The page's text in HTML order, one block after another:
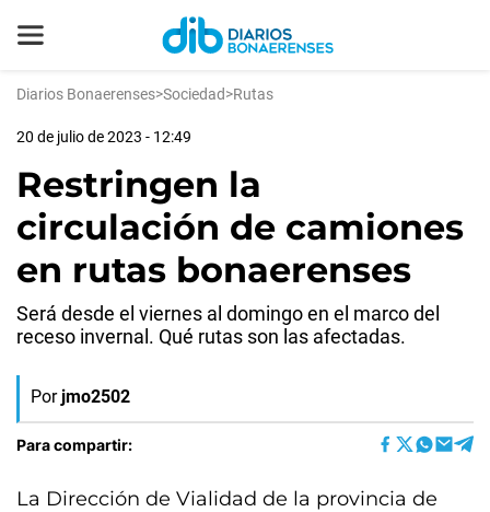
Diarios Bonaerenses>Sociedad>Rutas
20 de julio de 2023 - 12:49
Restringen la
circulación de camiones
en rutas bonaerenses
Será desde el viernes al domingo en el marco del
receso invernal. Qué rutas son las afectadas.
Por jmo2502
Para compartir:
La Dirección de Vialidad de la provincia de